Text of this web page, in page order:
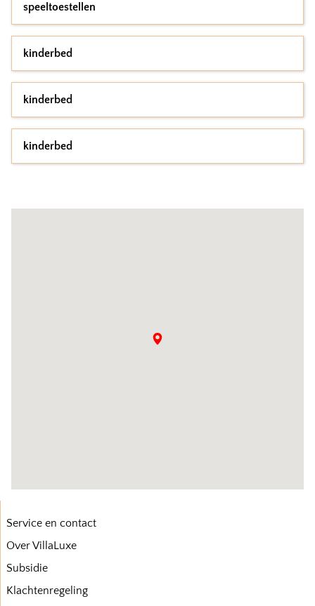
speeltoestellen
kinderbed
kinderbed
kinderbed
Service en contact
Over VillaLuxe
Subsidie
Klachtenregeling